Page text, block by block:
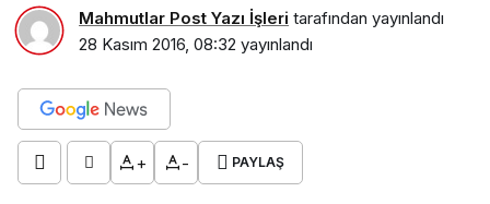
Mahmutlar Post Yazı İşleri tarafından yayınlandı
28 Kasım 2016, 08:32 yayınlandı
+ - PAYLAŞ